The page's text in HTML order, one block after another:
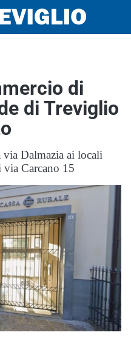
di
di Treviglio
Dalmazia ai locali
Carcano 15